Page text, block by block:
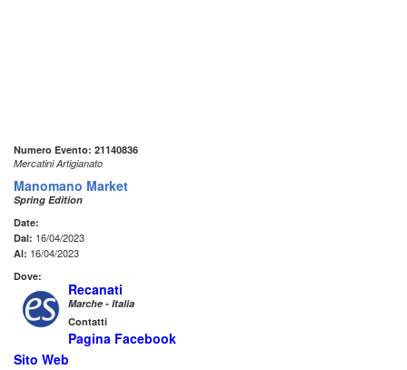
Numero Evento: 21140836
Mercatini Artigianato
Manomano Market
Spring Edition
Date:
Dal: 16/04/2023
Al: 16/04/2023
Dove:
Recanati
Marche - Italia
Contatti
Pagina Facebook
Sito Web